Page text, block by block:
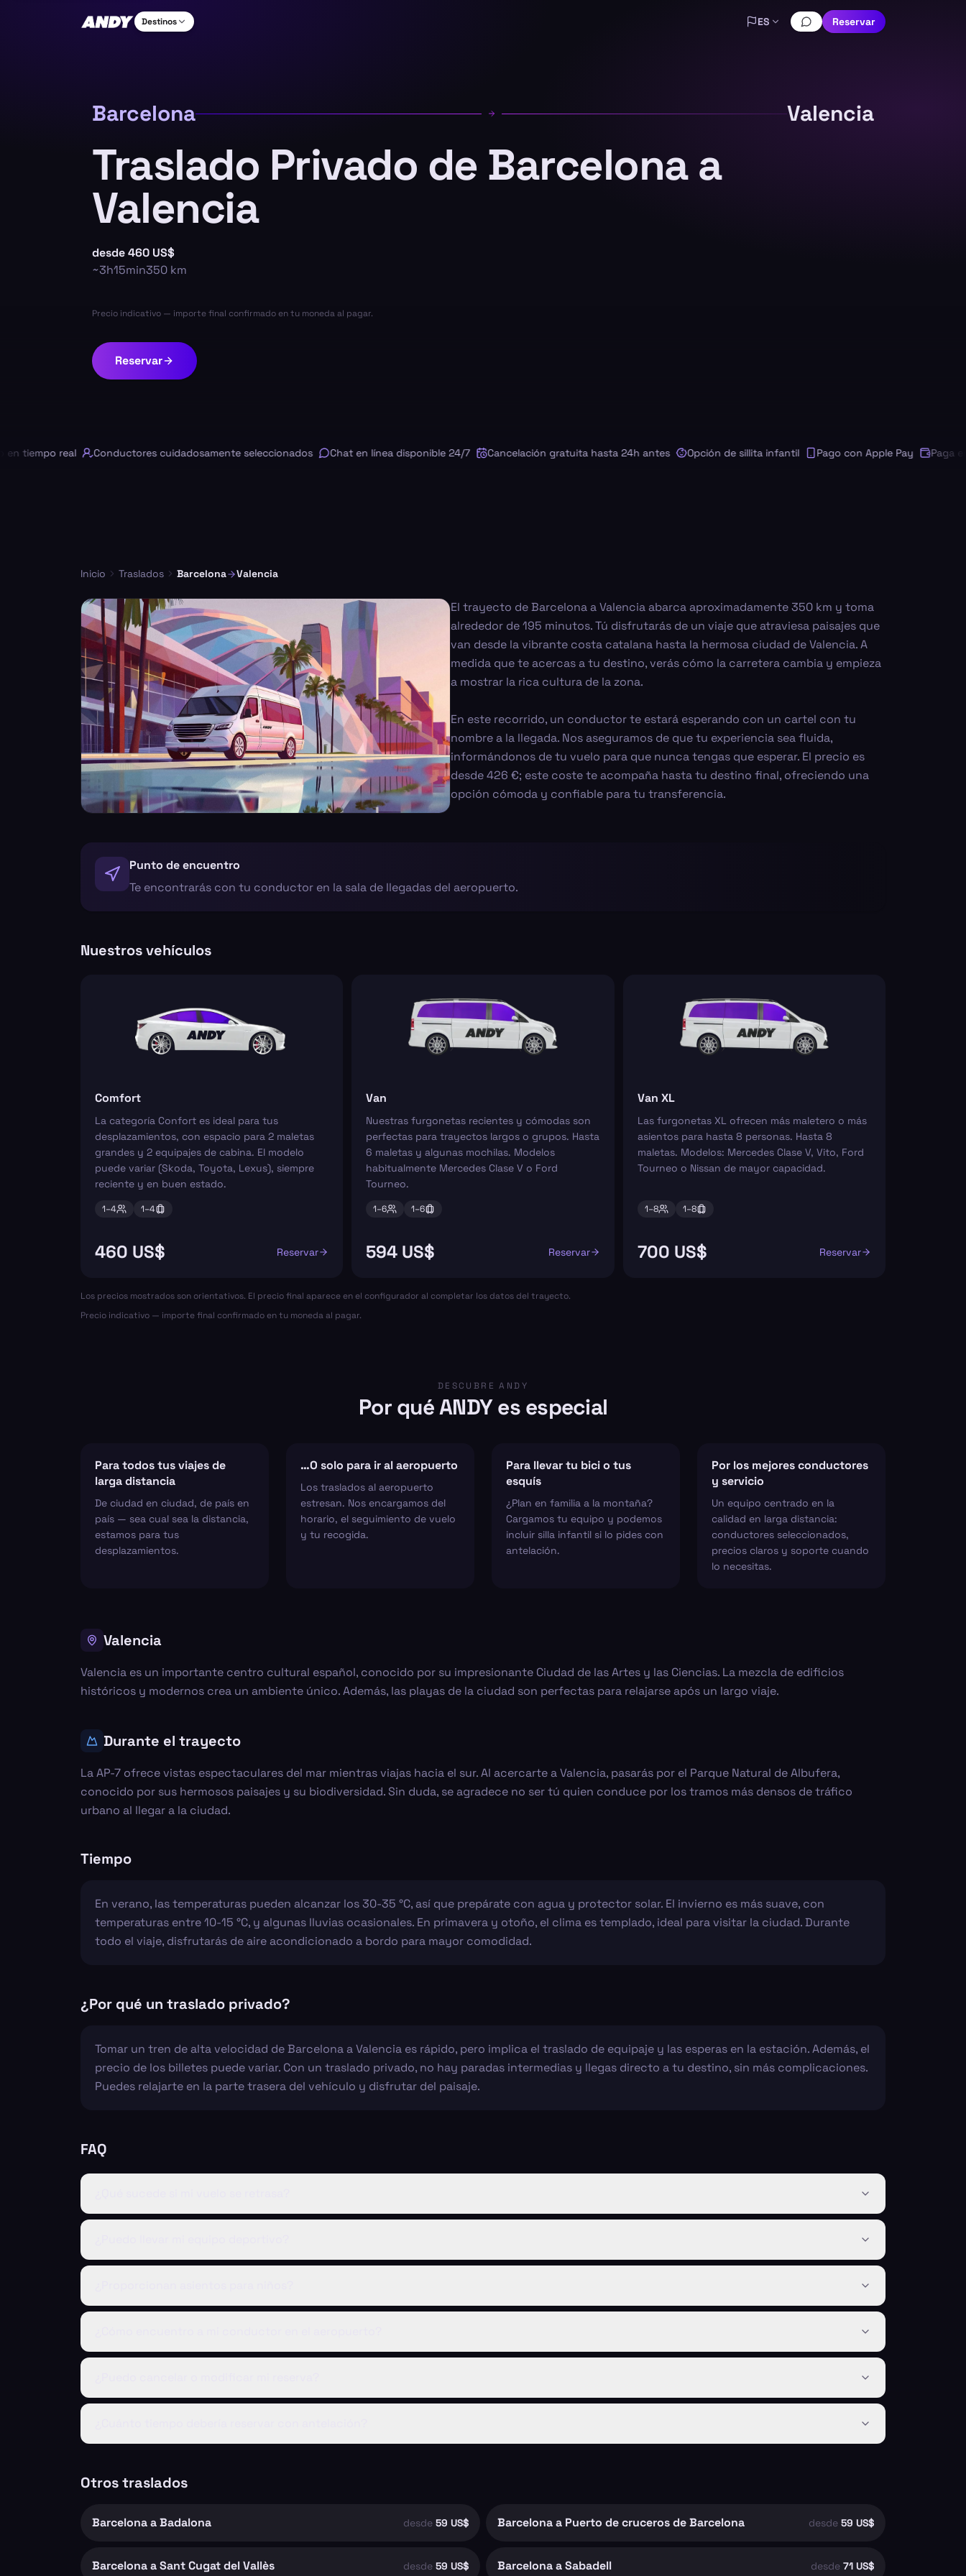
Destinos ES Reservar
Barcelona Valencia
Traslado Privado de Barcelona a
Valencia
desde460 US$
~3h15min350 km
Precio indicativo — importe final confirmado en tu moneda al pagar.
Reservar
real Conductores cuidadosamente seleccionados Chat en línea disponible 24/7 Cancelación gratuita hasta 24h antes Opción de sillita infantil Pago con Apple Pay Paga en tu
Inicio Traslados Barcelona Valencia
El trayecto de Barcelona a Valencia abarca aproximadamente 350 km y toma
alrededor de 195 minutos. Tú disfrutarás de un viaje que atraviesa paisajes que
van desde la vibrante costa catalana hasta la hermosa ciudad de Valencia. A
medida que te acercas a tu destino, verás cómo la carretera cambia y empieza
a mostrar la rica cultura de la zona.
En este recorrido, un conductor te estará esperando con un cartel con tu
nombre a la llegada. Nos aseguramos de que tu experiencia sea fluida,
informándonos de tu vuelo para que nunca tengas que esperar. El precio es
desde 426 €; este coste te acompaña hasta tu destino final, ofreciendo una
opción cómoda y confiable para tu transferencia.
Punto de encuentro
Te encontrarás con tu conductor en la sala de llegadas del aeropuerto.
Nuestros vehículos
Comfort
La categoría Confort es ideal para tus
desplazamientos, con espacio para 2 maletas
grandes y 2 equipajes de cabina. El modelo
puede variar (Skoda, Toyota, Lexus), siempre
reciente y en buen estado.
1–4 1–4
460 US$ Reservar
Van
Nuestras furgonetas recientes y cómodas son
perfectas para trayectos largos o grupos. Hasta
6 maletas y algunas mochilas. Modelos
habitualmente Mercedes Clase V o Ford
Tourneo.
1–6 1–6
594 US$ Reservar
Van XL
Las furgonetas XL ofrecen más maletero o más
asientos para hasta 8 personas. Hasta 8
maletas. Modelos: Mercedes Clase V, Vito, Ford
Tourneo o Nissan de mayor capacidad.
1–8 1–8
700 US$ Reservar
Los precios mostrados son orientativos. El precio final aparece en el configurador al completar los datos del trayecto.
Precio indicativo — importe final confirmado en tu moneda al pagar.
DESCUBRE ANDY
Por qué ANDY es especial
Para todos tus viajes de
larga distancia
De ciudad en ciudad, de país en
país — sea cual sea la distancia,
estamos para tus
desplazamientos.
…O solo para ir al aeropuerto
Los traslados al aeropuerto
estresan. Nos encargamos del
horario, el seguimiento de vuelo
y tu recogida.
Para llevar tu bici o tus
esquís
¿Plan en familia a la montaña?
Cargamos tu equipo y podemos
incluir silla infantil si lo pides con
antelación.
Por los mejores conductores
y servicio
Un equipo centrado en la
calidad en larga distancia:
conductores seleccionados,
precios claros y soporte cuando
lo necesitas.
Valencia
Valencia es un importante centro cultural español, conocido por su impresionante Ciudad de las Artes y las Ciencias. La mezcla de edificios
históricos y modernos crea un ambiente único. Además, las playas de la ciudad son perfectas para relajarse após un largo viaje.
Durante el trayecto
La AP-7 ofrece vistas espectaculares del mar mientras viajas hacia el sur. Al acercarte a Valencia, pasarás por el Parque Natural de Albufera,
conocido por sus hermosos paisajes y su biodiversidad. Sin duda, se agradece no ser tú quien conduce por los tramos más densos de tráfico
urbano al llegar a la ciudad.
Tiempo
En verano, las temperaturas pueden alcanzar los 30-35 °C, así que prepárate con agua y protector solar. El invierno es más suave, con
temperaturas entre 10-15 °C, y algunas lluvias ocasionales. En primavera y otoño, el clima es templado, ideal para visitar la ciudad. Durante
todo el viaje, disfrutarás de aire acondicionado a bordo para mayor comodidad.
¿Por qué un traslado privado?
Tomar un tren de alta velocidad de Barcelona a Valencia es rápido, pero implica el traslado de equipaje y las esperas en la estación. Además, el
precio de los billetes puede variar. Con un traslado privado, no hay paradas intermedias y llegas directo a tu destino, sin más complicaciones.
Puedes relajarte en la parte trasera del vehículo y disfrutar del paisaje.
FAQ
Otros traslados
Barcelona a Badalona desde 59 US$ Barcelona a Puerto de cruceros de Barcelona desde 59 US$
Barcelona a Sant Cugat del Vallès desde 59 US$ Barcelona a Sabadell desde 71 US$